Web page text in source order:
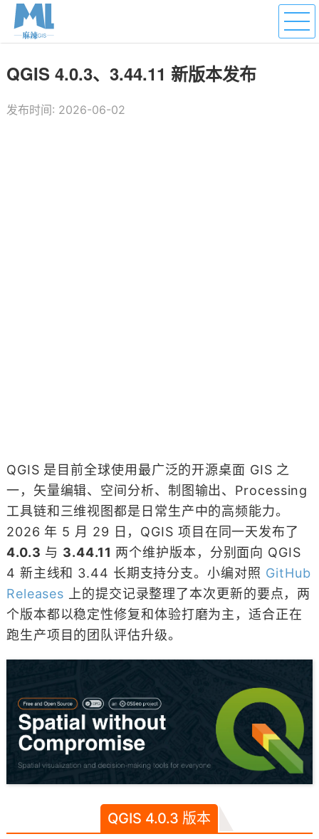
QGIS 4.0.3、3.44.11 新版本发布
发布时间: 2026-06-02
QGIS 是目前全球使用最广泛的开源桌面 GIS 之
一，矢量编辑、空间分析、制图输出、Processing
工具链和三维视图都是日常生产中的高频能力。
2026 年 5 月 29 日，QGIS 项目在同一天发布了
4.0.3 与 3.44.11 两个维护版本，分别面向 QGIS
4 新主线和 3.44 长期支持分支。小编对照 GitHub
Releases 上的提交记录整理了本次更新的要点，两
个版本都以稳定性修复和体验打磨为主，适合正在
跑生产项目的团队评估升级。
QGIS 4.0.3 版本